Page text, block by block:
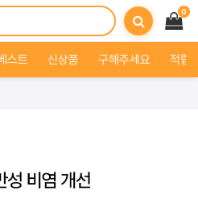
0
스트 신상품 구해주세요 적립